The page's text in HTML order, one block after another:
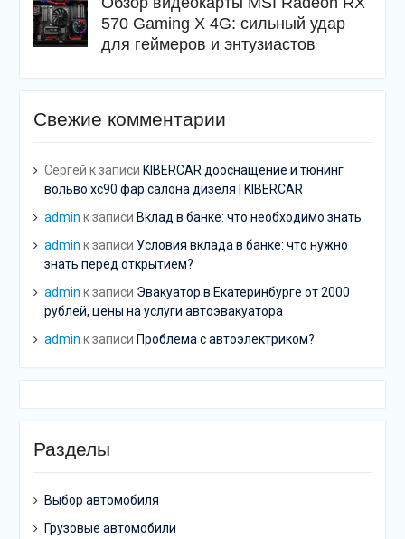
570 Gaming X 4G: сильный удар
для геймеров и энтузиастов
Свежие комментарии
Сергей к записи KIBERCAR дооснащение и тюнинг
вольво хс90 фар салона дизеля | KIBERCAR
admin к записи Вклад в банке: что необходимо знать
admin к записи Условия вклада в банке: что нужно
знать перед открытием?
admin к записи Эвакуатор в Екатеринбурге от 2000
рублей, цены на услуги автоэвакуатора
admin к записи Проблема с автоэлектриком?
Разделы
Выбор автомобиля
Грузовые автомобили